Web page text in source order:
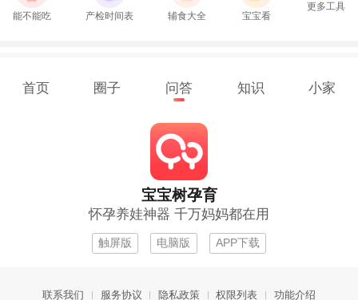
能不能吃 产检时间表 辅食大全 宝宝看
更多工具
首页 圈子 问答 知识 小家
宝宝树孕育
怀孕养娃神器 千万妈妈都在用
触屏版 电脑版 APP下载
联系我们 服务协议 隐私政策 权限列表 功能介绍